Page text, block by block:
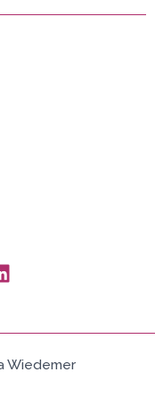
Wiedemer